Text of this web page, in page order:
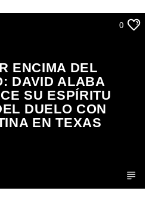
0
ENCIMA DEL
DAVID ALABA
SU ESPÍRITU
DUELO CON
EN TEXAS